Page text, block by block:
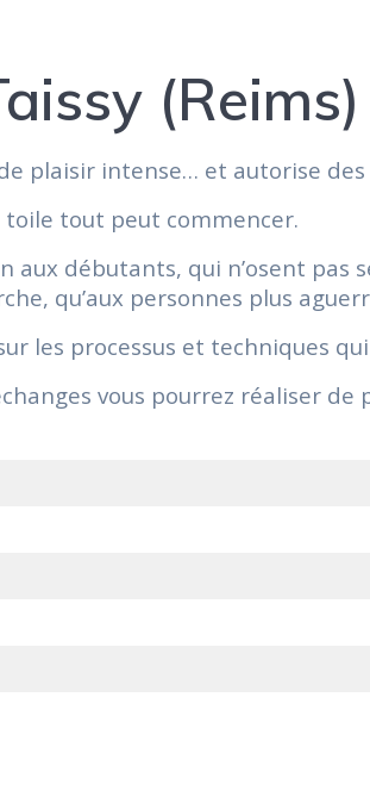
(Reims)
plaisir intense… et autorise des
toile tout peut commencer.
aux débutants, qui n’osent
qu’aux personnes plus
les processus et techniques
vous pourrez réaliser